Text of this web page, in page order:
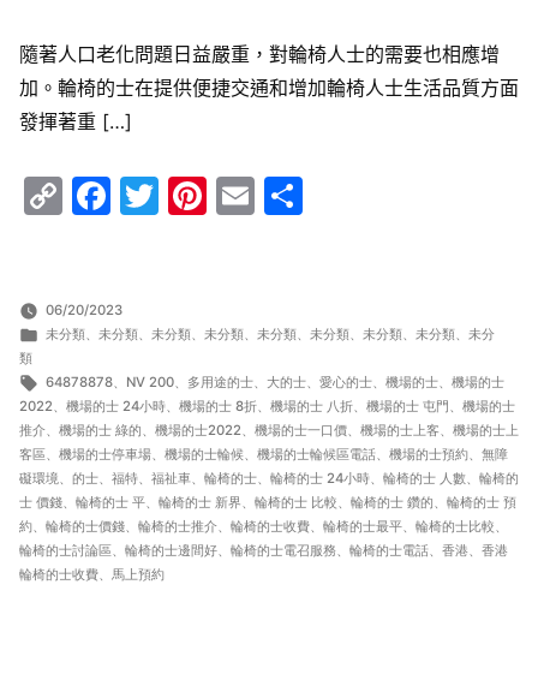
隨著人口老化問題日益嚴重，對輪椅人士的需要也相應增
加。輪椅的士在提供便捷交通和增加輪椅人士生活品質方面
發揮著重 […]
CopyFacebook
Twitter
Pinterest
Email
06/20/2023
分
未分類、 未分類、 未分類、 未分類、 未分類、 未分類、 未分類、 未分類、 未分
類
標
籤:
64878878、 NV 200、 多用途的士、 大的士、 愛心的士、 機場的士、 機場的士
2022、 機場的士 24小時、 機場的士 8折、 機場的士 八折、 機場的士 屯門、 機場的士
推介、 機場的士 綠的、 機場的士2022、 機場的士一口價、 機場的士上客、 機場的士上
客區、 機場的士停車場、 機場的士輪候、 機場的士輪候區電話、 機場的士預約、 無障
礙環境、 的士、 福特、 福祉車、 輪椅的士、 輪椅的士 24小時、 輪椅的士 人數、 輪椅的
士 價錢、 輪椅的士 平、 輪椅的士 新界、 輪椅的士 比較、 輪椅的士 鑽的、 輪椅的士 預
約、 輪椅的士價錢、 輪椅的士推介、 輪椅的士收費、 輪椅的士最平、 輪椅的士比較、
輪椅的士討論區、 輪椅的士邊間好、 輪椅的士電召服務、 輪椅的士電話、 香港、 香港
輪椅的士收費、 馬上預約